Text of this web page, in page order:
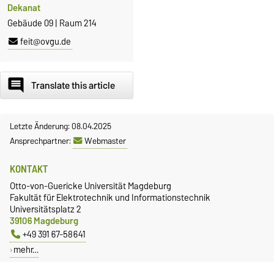
Dekanat
Gebäude 09 | Raum 214
feit@ovgu.de
comment Translate this article
Letzte Änderung: 08.04.2025
Ansprechpartner:
Webmaster
KONTAKT
Otto-von-Guericke Universität Magdeburg
Fakultät für Elektrotechnik und Informationstechnik
Universitätsplatz 2
39106 Magdeburg
+49 391 67-58641
mehr…